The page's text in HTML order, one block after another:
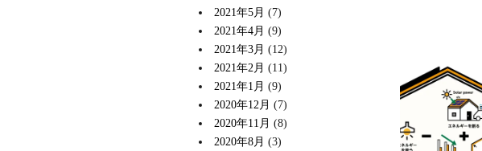
2021年5月 (7)
2021年4月 (9)
2021年3月 (12)
2021年2月 (11)
2021年1月 (9)
2020年12月 (7)
2020年11月 (8)
2020年8月 (3)